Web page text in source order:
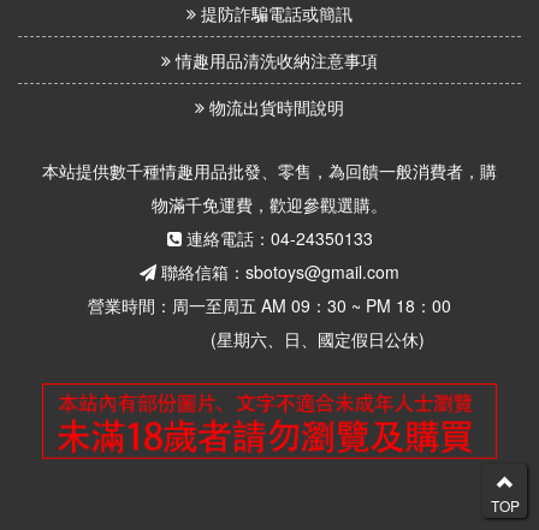
提防詐騙電話或簡訊
情趣用品清洗收納注意事項
物流出貨時間說明
本站提供數千種情趣用品批發、零售，為回饋一般消費者，購
物滿千免運費，歡迎參觀選購。
連絡電話：04-24350133
聯絡信箱：sbotoys@gmail.com
營業時間：周一至周五 AM 09：30 ~ PM 18：00
(星期六、日、國定假日公休)
TOP